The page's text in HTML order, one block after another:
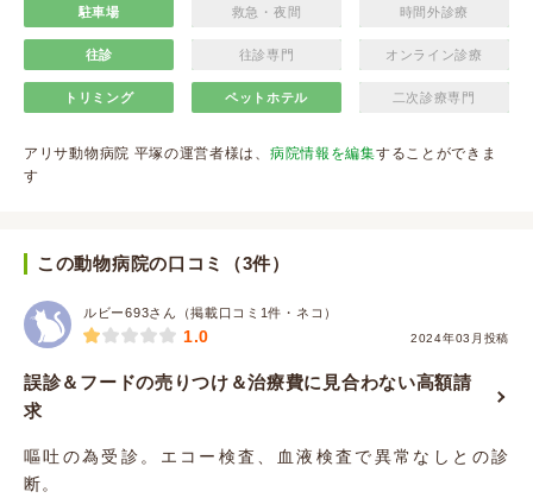
駐車場 救急・夜間 時間外診療
往診 往診専門 オンライン診療
トリミング ペットホテル 二次診療専門
アリサ動物病院 平塚の運営者様は、 病院情報を編集することができま
す
この動物病院の口コミ（3件）
ルビー693さん（掲載口コミ1件・ネコ）
2024年03月投稿
1.0
誤診＆フードの売りつけ＆治療費に見合わない高額請
求
嘔吐の為受診。エコー検査、血液検査で異常なしとの診
断。